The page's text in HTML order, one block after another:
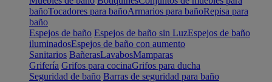
bañoTocadores para bañoArmarios para bañoRepisa para
baño
Espejos de baño Espejos de baño sin LuzEspejos de baño
iluminadosEspejos de baño con aumento
Sanitarios BañerasLavabosMamparas
Grifería Grifos para cocinaGrifos para ducha
Seguridad de baño Barras de seguridad para baño